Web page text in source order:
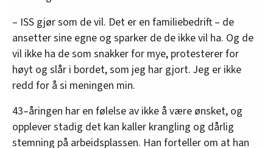
– ISS gjør som de vil. Det er en familiebedrift – de
ansetter sine egne og sparker de de ikke vil ha. Og de
vil ikke ha de som snakker for mye, protesterer for
høyt og slår i bordet, som jeg har gjort. Jeg er ikke
redd for å si meningen min.
43–åringen har en følelse av ikke å være ønsket, og
opplever stadig det kan kaller krangling og dårlig
stemning på arbeidsplassen. Han forteller om at han